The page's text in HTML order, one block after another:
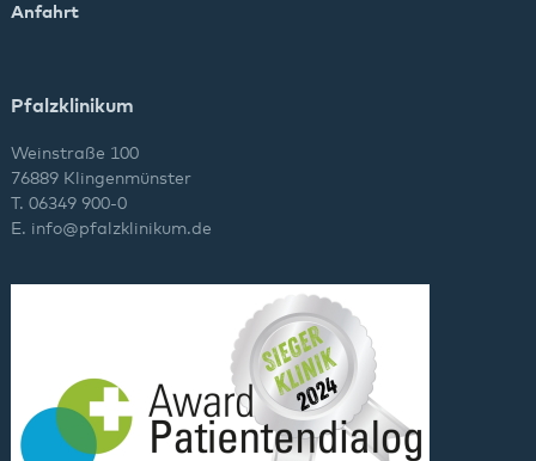
Anfahrt
Pfalzklinikum
Weinstraße 100
76889 Klingenmünster
T. 06349 900-0
E. info@pfalzklinikum.de